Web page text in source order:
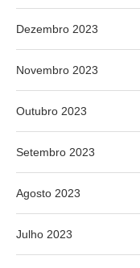
Dezembro 2023
Novembro 2023
Outubro 2023
Setembro 2023
Agosto 2023
Julho 2023